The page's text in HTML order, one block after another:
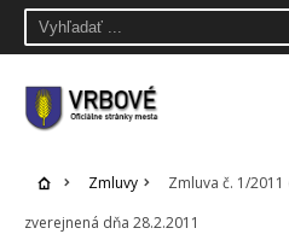
Zmluvy
Zmluva č. 1/
zverejnená dňa 28.2.2011